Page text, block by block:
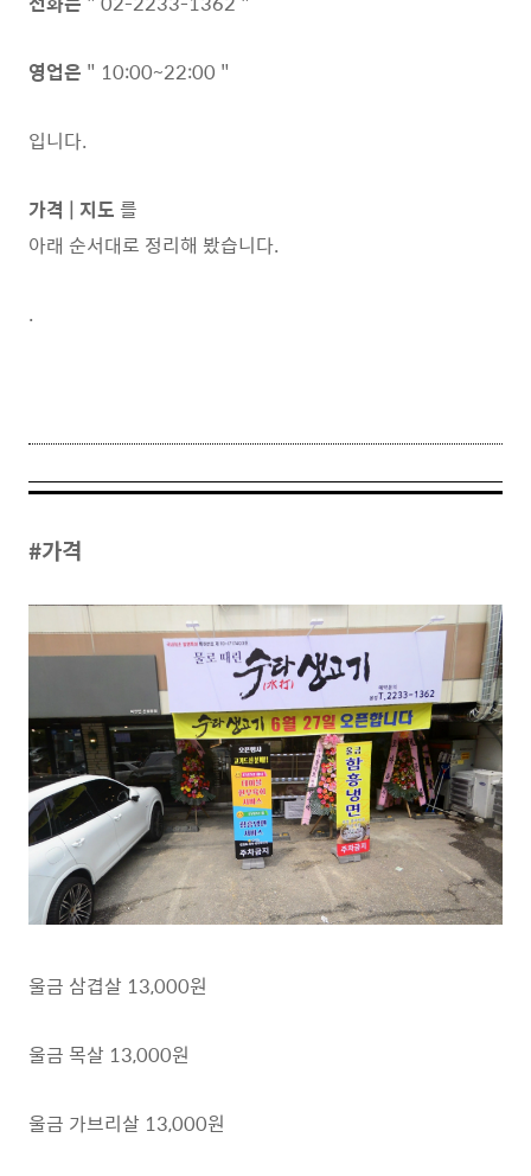
영업은 " 10:00~22:00 "
입니다.
가격 | 지도 를
아래 순서대로 정리해 봤습니다.
.
#가격
울금 삼겹살 13,000원
울금 목살 13,000원
울금 가브리살 13,000원